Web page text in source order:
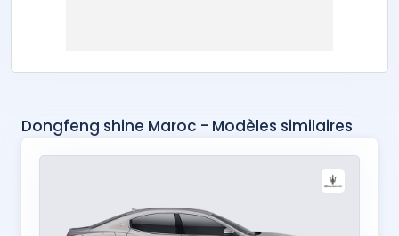
Dongfeng shine Maroc - Modèles similaires